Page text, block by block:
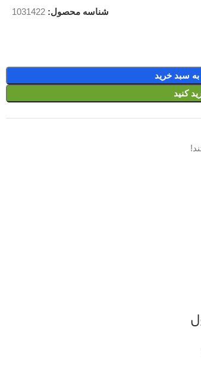
شناسه محصول: 1031422
به سبد خرید
کنید